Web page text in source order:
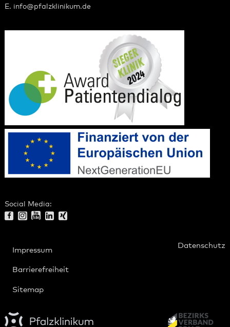
E. info@pfalzklinikum.de
Social Media:
Impressum
Datenschutz
Barrierefreiheit
Sitemap